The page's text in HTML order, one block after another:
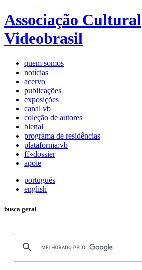
Associação Cultural
Videobrasil
quem somos
notícias
acervo
publicações
exposições
canal vb
coleção de autores
bienal
programa de residências
plataforma:vb
ff»dossier
apoie
português
english
busca geral